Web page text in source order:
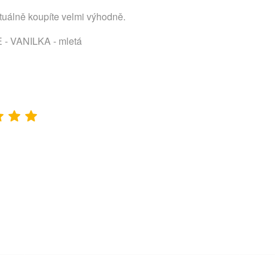
koupíte velmi výhodně.
- VANILKA - mletá